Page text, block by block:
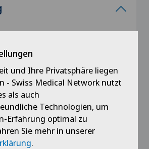
Endokrinologie
Klinische Embryologie,
(FMF)
Schwangerschaft und
und Ihre Privatsphäre liegen
- Swiss Medical Network nutzt
als auch
Technologien, um
Erfahrung optimal zu
Sie mehr in unserer
.